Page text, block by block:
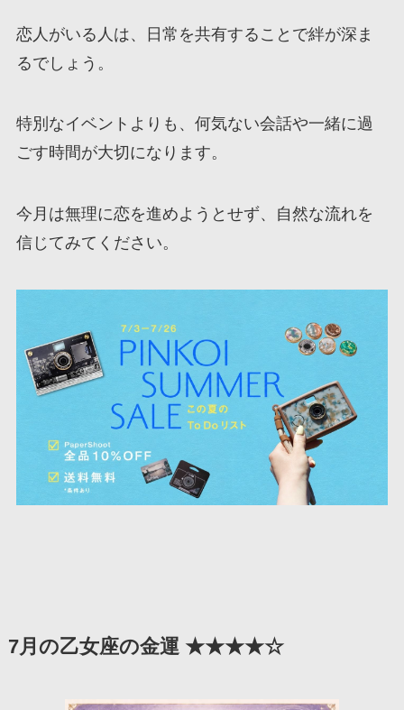
恋人がいる人は、日常を共有することで絆が深ま
るでしょう。
特別なイベントよりも、何気ない会話や一緒に過
ごす時間が大切になります。
今月は無理に恋を進めようとせず、自然な流れを
信じてみてください。
7月の乙女座の金運 ★★★★☆